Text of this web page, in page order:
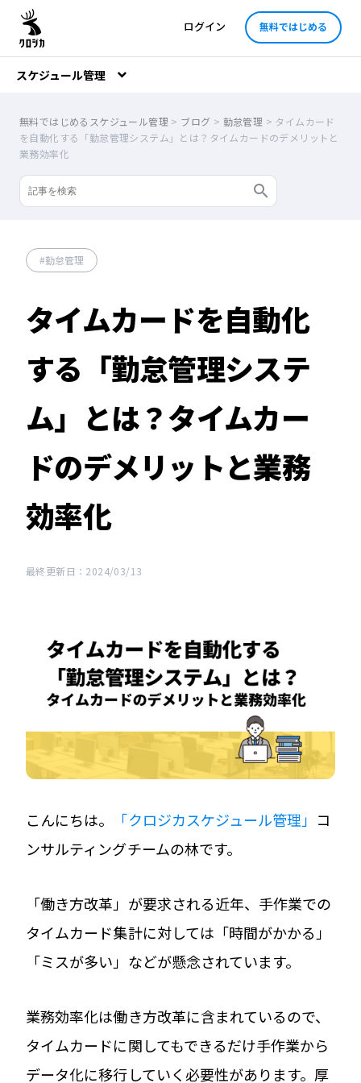
ログイン 無料ではじめる
スケジュール管理
無料ではじめるスケジュール管理 > ブログ > 勤怠管理 > タイムカード
を自動化する「勤怠管理システム」とは？タイムカードのデメリットと
業務効率化
勤怠管理
タイムカードを自動化
する「勤怠管理システ
ム」とは？タイムカー
ドのデメリットと業務
効率化
最終更新日：2024/03/13
こんにちは。 「クロジカスケジュール管理」 コ
ンサルティングチームの林です。
「働き方改革」が要求される近年、手作業での
タイムカード集計に対しては「時間がかかる」
「ミスが多い」などが懸念されています。
業務効率化は働き方改革に含まれているので、
タイムカードに関してもできるだけ手作業から
データ化に移行していく必要性があります。厚